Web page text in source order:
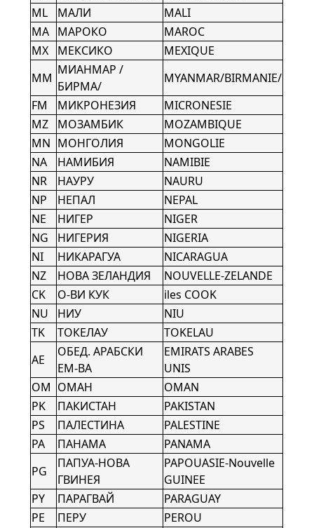
ML
МАЛИ
MALI
MA МАРОКО
MAROC
MX
МЕКСИКО
MEXIQUE
MM
МИАНМАР /
БИРМА/
MYANMAR/BIRMANIE/
FM
МИКРОНЕЗИЯ
MICRONESIE
MZ
МОЗАМБИК
MOZAMBIQUE
MN МОНГОЛИЯ
MONGOLIE
NA
НАМИБИЯ
NAMIBIE
NR
НАУРУ
NAURU
NP
НЕПАЛ
NEPAL
NE
НИГЕР
NIGER
NG
НИГЕРИЯ
NIGERIA
NI
НИКАРАГУА
NICARAGUA
NZ
НОВА ЗЕЛАНДИЯ
NOUVELLE-ZELANDE
CK
О-ВИ КУК
iles COOK
NU
НИУ
NIU
TK
ТОКЕЛАУ
TOKELAU
AE
ОБЕД. АРАБСКИ
ЕМ-ВА
EMIRATS ARABES
UNIS
OM ОМАН
OMAN
PK
ПАКИСТАН
PAKISTAN
PS
ПАЛЕСТИНА
PALESTINE
PA
ПАНАМА
PANAMA
PG
ПАПУА-НОВА
ГВИНЕЯ
PAPOUASIE-Nouvelle
GUINEE
PY
ПАРАГВАЙ
PARAGUAY
PE
ПЕРУ
PEROU